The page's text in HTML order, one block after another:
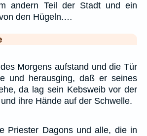
andern Teil der Stadt und ein
den Hügeln.…
Morgens aufstand und die Tür
und herausging, daß er seines
da lag sein Kebsweib vor der
ihre Hände auf der Schwelle.
Priester Dagons und alle, die in